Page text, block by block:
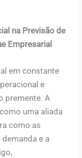
na Previsão de
Empresarial
em constante
e
premente. A
uma aliada
como as
e a